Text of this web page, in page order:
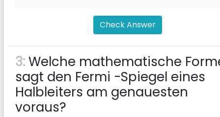
Check Answer
3:Welche mathematische
sagt den Fermi -Spiegel eines
Halbleiters am genauesten
voraus?